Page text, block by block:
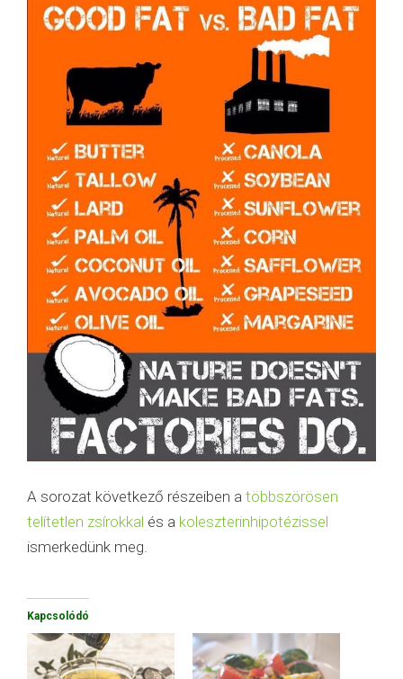
A sorozat következő részeiben a többszörösen
telítetlen zsírokkal és a koleszterinhipotézissel
ismerkedünk meg.
Kapcsolódó